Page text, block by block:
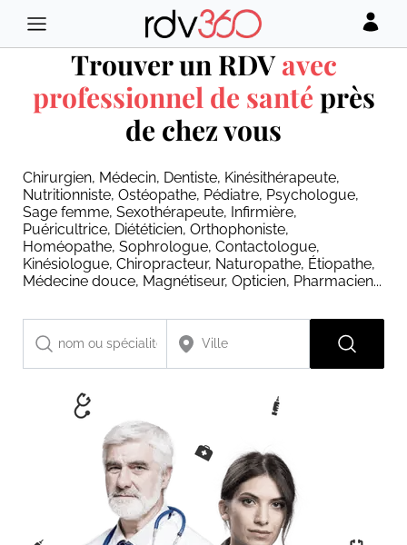
Trouver un RDVavec
professionnel de santé près
de chez vous
Chirurgien, Médecin, Dentiste, Kinésithérapeute,
Nutritionniste, Ostéopathe, Pédiatre, Psychologue,
Sage femme, Sexothérapeute, Infirmière,
Puéricultrice, Diététicien, Orthophoniste,
Homéopathe, Sophrologue, Contactologue,
Kinésiologue, Chiropracteur, Naturopathe, Étiopathe,
Médecine douce, Magnétiseur, Opticien, Pharmacien...